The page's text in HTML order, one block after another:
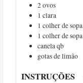
2 ovos
1 clara
1 colher de
1 colher de
canela qb
gotas de limão
INSTRUÇÕES